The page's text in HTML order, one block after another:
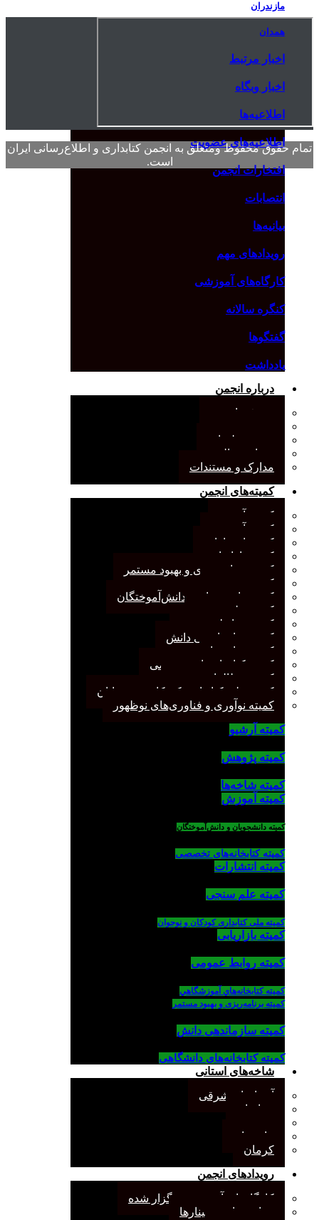
مازندران
همدان
اخبار مرتبط
اخبار وبگاه
اطلاعیه‌ها
اطلاعیه‌های عضویت
افتخارات انجمن
انتصابات
بیانیه‌ها
رویدادهای مهم
کارگاه‌های آموزشی
کنگره سالانه
گفتگوها
یادداشت
درباره انجمن
معرفی انجمن
صورت‌جلسات
همیاری مالی
مدارک و مستندات
کمیته‌های انجمن
کمیته آرشیو
کمیته آموزش
کمیته انتشارات
کمیته بازاریابی
کمیته برنامه‌ریزی و بهبود مستمر
کمیته پژوهش
کمیته دانشجویان و دانش‌آموختگان
کمیته علم سنجی
کمیته روابط عمومی
کمیته سازماندهی دانش
کمیته شاخه‌ها
کمیته کتابخانه‌های تخصصی
کمیته مطالعات صنفی
کمیته ملی کتابداری کودکان و نوجوانان
کمیته نوآوری و فناوری‌های نوظهور
کمیته آرشیو
کمیته پژوهش
کمیته شاخه‌ها
کمیته آموزش
کمیته دانشجویان و دانش‌آموختگان
کمیته کتابخانه‌های تخصصی
کمیته انتشارات
کمیته علم سنجی
کمیته ملی کتابداری کودکان و نوجوان
کمیته بازاریابی
کمیته روابط عمومی
كميته كتابخانه‌هاي آموزشگاهي
کمیته برنامه‌ریزی و بهبود مستمر
کمیته سازماندهی دانش
کمیته کتابخانه‌های دانشگاهی
شاخه‌های استانی
آذربایجان شرقی
خراسان
مازندران
کرمان
رویدادهای انجمن
کارگاههای آموزشی برگزار شده
همایش‌ها و سمینارها
تمام حقوق محفوظ ومتعلق به انجمن کتابداری و اطلاع‌رسانی ایران
است.